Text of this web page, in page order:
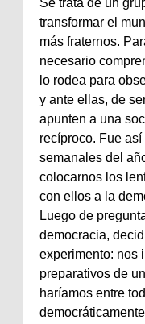
Se trata de un
transformar el
más fraternos.
necesario
lo rodea para
y ante ellas, de
apunten a una
recíproco. Fue
semanales del
colocarnos los
con ellos a la
Luego de
democracia,
experimento: nos
preparativos de
haríamos entre